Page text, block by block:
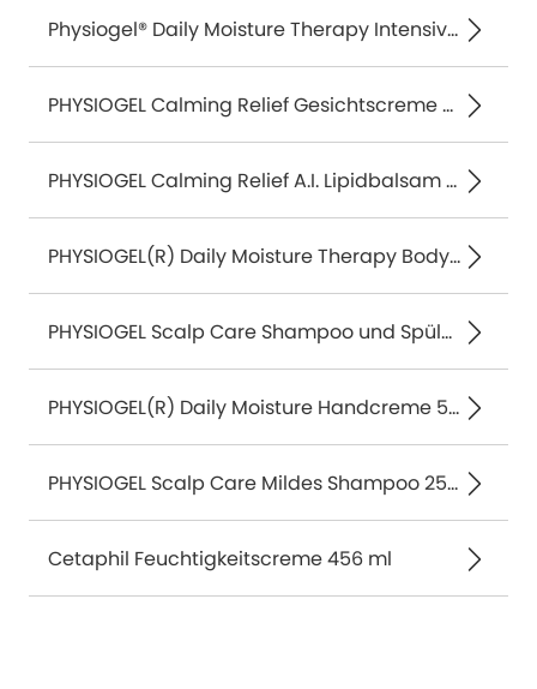
Physiogel® Daily Moisture Therapy Intensiv Creme 150 ml
PHYSIOGEL Calming Relief Gesichtscreme 40 ml
PHYSIOGEL Calming Relief A.I. Lipidbalsam 150 ml
PHYSIOGEL(R) Daily Moisture Therapy Body Lotion 200 ml
PHYSIOGEL Scalp Care Shampoo und Spülung 250 ml
PHYSIOGEL(R) Daily Moisture Handcreme 50 ml
PHYSIOGEL Scalp Care Mildes Shampoo 250 ml
Cetaphil Feuchtigkeitscreme 456 ml